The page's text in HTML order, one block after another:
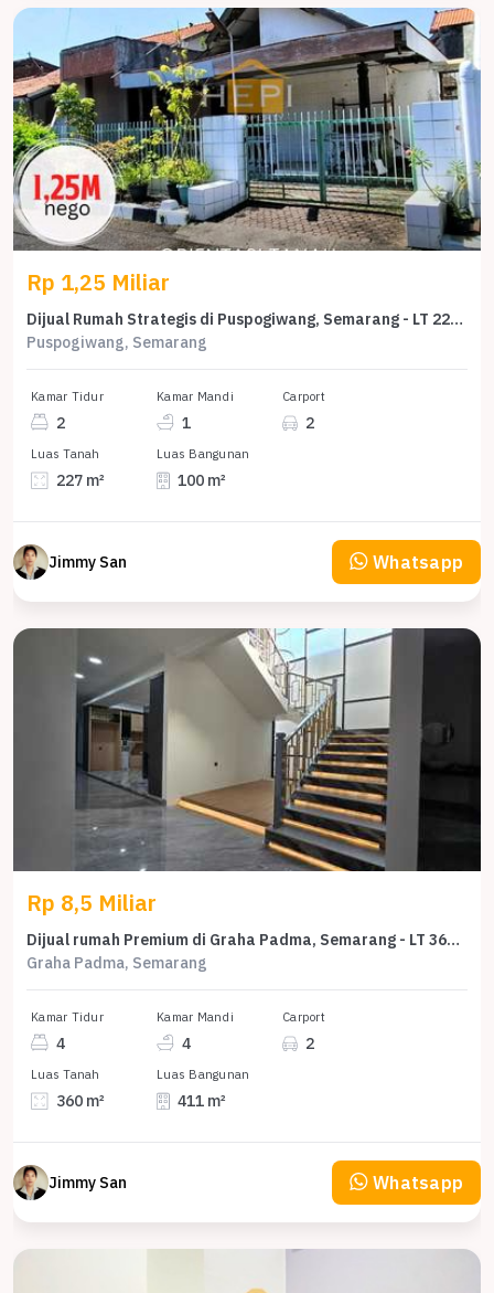
Rp 1,25 Miliar
Dijual Rumah Strategis di Puspogiwang, Semarang - LT 227m²
Puspogiwang, Semarang
Kamar Tidur
2
Kamar Mandi
1
Carport
2
Luas Tanah
227 m²
Luas Bangunan
100 m²
Jimmy San Whatsapp
Rp 8,5 Miliar
Dijual rumah Premium di Graha Padma, Semarang - LT 360m²
Graha Padma, Semarang
Kamar Tidur
4
Kamar Mandi
4
Carport
2
Luas Tanah
360 m²
Luas Bangunan
411 m²
Jimmy San Whatsapp